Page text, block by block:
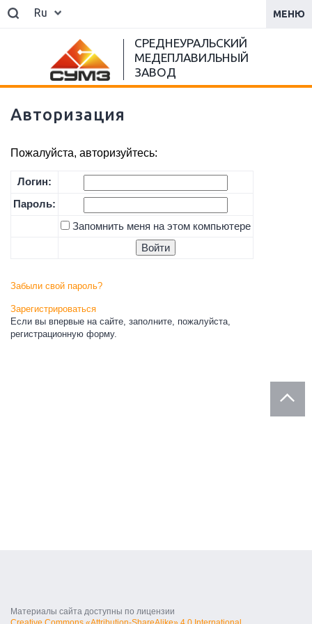
Ru МЕНЮ
СРЕДНЕУРАЛЬСКИЙ
МЕДЕПЛАВИЛЬНЫЙ
ЗАВОД
Авторизация
Пожалуйста, авторизуйтесь:
Логин:
Пароль:
Запомнить меня на этом компьютере
Забыли свой пароль?
Зарегистрироваться
Если вы впервые на сайте, заполните, пожалуйста,
регистрационную форму.
Материалы сайта доступны по лицензии